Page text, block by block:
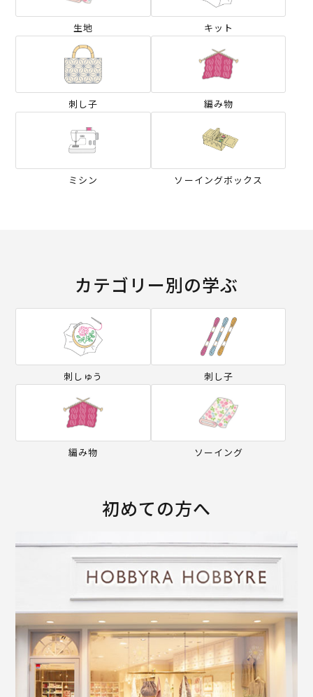
生地 キット
刺し子 編み物
ミシン ソーイングボックス
カテゴリー別の学ぶ
刺しゅう 刺し子
編み物 ソーイング
初めての方へ